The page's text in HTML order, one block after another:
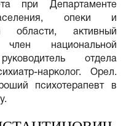
при Департаменте
опеки и
области, активный
национальной
отдела
нарколог. Орел.
психотерапевт в